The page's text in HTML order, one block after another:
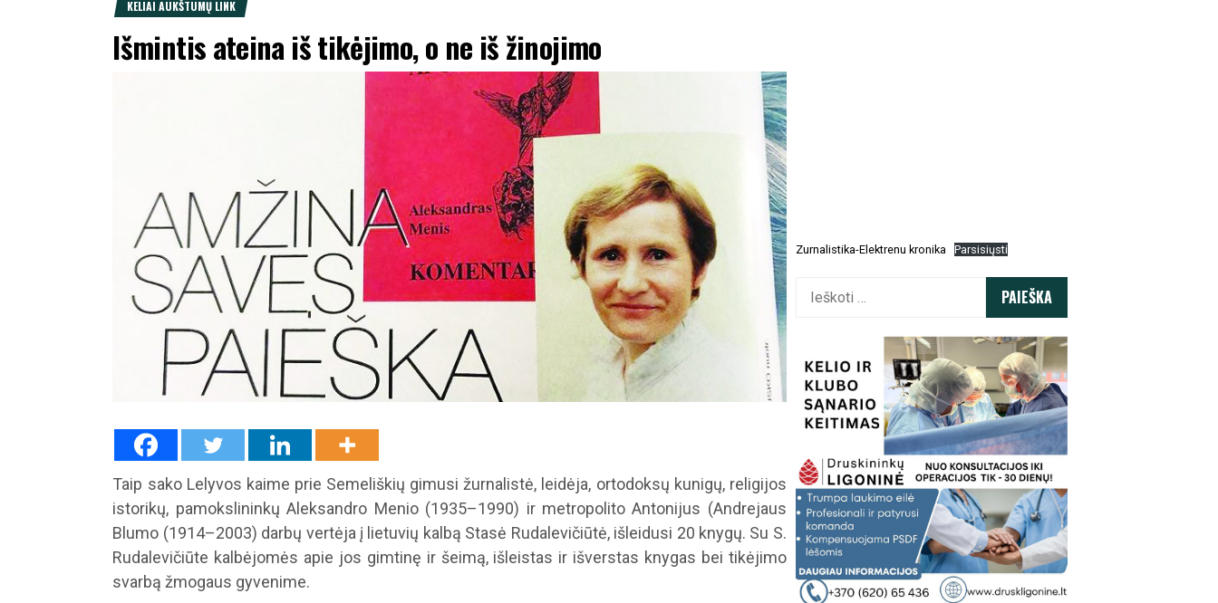
KELIAI AUKŠTUMŲ LINK
Išmintis ateina iš tikėjimo, o ne iš žinojimo
Taip sako Lelyvos kaime prie Semeliškių gimusi žurnalistė, lei­dėja, ortodoksų kunigų, religijos
istorikų, pamokslininkų Aleksandro Menio (1935–1990) ir metropolito Antonijus (Andrejaus
Blumo (1914–2003) darbų vertėja į lietuvių kalbą Stasė Rudalevičiūtė, išlei­dusi 20 knygų. Su S.
Rudalevičiūte kalbėjomės apie jos gimtinę ir šei­mą, išleistas ir išverstas knygas bei tikėjimo
svarbą žmogaus gyvenime.
Zurnalistika-Elektrenu kronika Parsisiųsti
Ieškoti: